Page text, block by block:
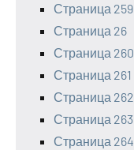
Страница 259
Страница 26
Страница 260
Страница 261
Страница 262
Страница 263
Страница 264